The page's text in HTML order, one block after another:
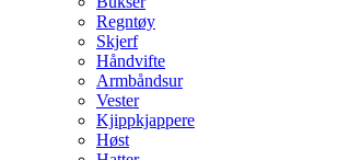
Regntøy
Skjerf
Håndvifte
Armbåndsur
Vester
Kjippkjappere
Høst